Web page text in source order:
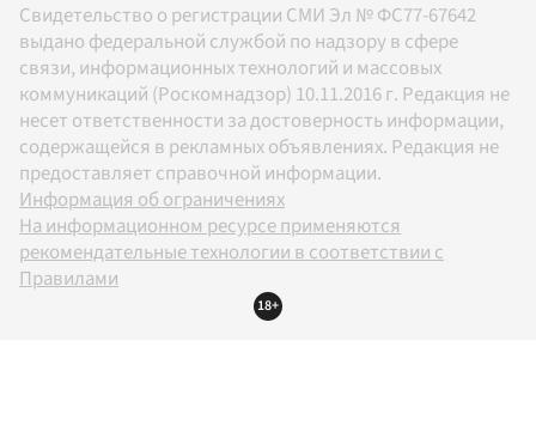
Свидетельство о регистрации СМИ Эл № ФС77-67642
выдано федеральной службой по надзору в сфере
связи, информационных технологий и массовых
коммуникаций (Роскомнадзор) 10.11.2016 г. Редакция не
несет ответственности за достоверность информации,
содержащейся в рекламных объявлениях. Редакция не
предоставляет справочной информации.
Информация об ограничениях
На информационном ресурсе применяются
рекомендательные технологии в соответствии с
Правилами
18+